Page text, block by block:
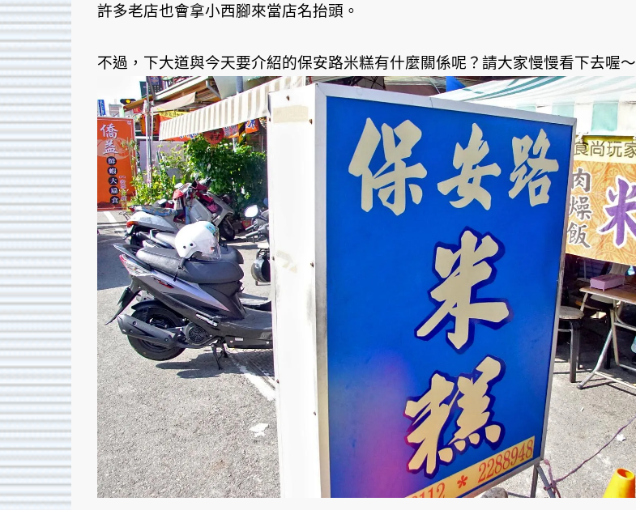
許多老店也會拿小西腳來當店名抬頭。
不過，下大道與今天要介紹的保安路米糕有什麼關係呢？請大家慢慢看下去喔～